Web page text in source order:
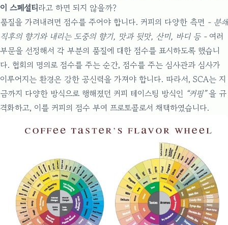
이 스페셜티라고 하면 되지 않을까?
품질을 가려내려면 점수를 주어야 합니다. 커피의 다양한 측면 - 분쇄
직후의 향기와 내리는 도중의 향기, 맛과 뒷맛, 산미, 바디 등 -여러
부문을 선정해서 각 부분의 품질에 대한 점수를 표시하도록 했습니
다. 협회의 명의로 점수를 주는 순간, 점수를 주는 심사관과 심사가
이루어지는 환경은 강한 공신력을 가져야 합니다. 따라서, SCA는 지
금까지 다양한 방식으로 행해졌던 커피 테이스팅 방식인 “커핑”을 규
격화하고, 이를 커피의 점수 부여 프로토콜로서 채택하였습니다.